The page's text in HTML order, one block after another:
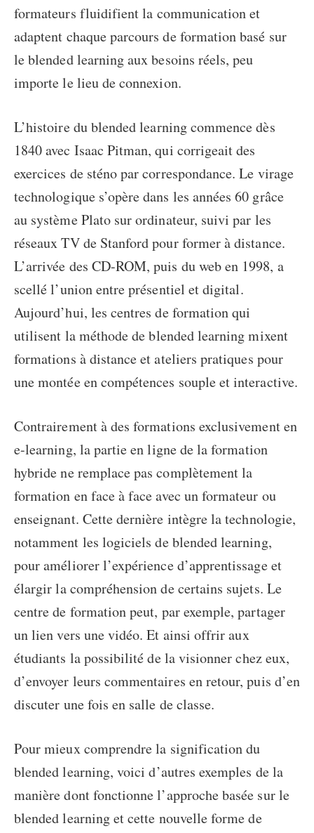
formateurs fluidifient la communication et
adaptent chaque parcours de formation basé sur
le blended learning aux besoins réels, peu
importe le lieu de connexion.
L’histoire du blended learningcommence dès
1840 avec Isaac Pitman, qui corrigeait des
exercices de sténo par correspondance. Le virage
technologique s’opère dans les années 60 grâce
au système Plato sur ordinateur, suivi par les
réseaux TV de Stanford pour former à distance.
L’arrivée des CD-ROM, puis du web en 1998, a
scellé l’union entre présentiel et digital.
Aujourd’hui, les centres de formation qui
utilisent laméthode de blended learningmixent
formations à distance et ateliers pratiques pour
une montée en compétences souple et interactive.
Contrairement à des formations exclusivement en
e-learning, la partie en ligne de la formation
hybride ne remplace pas complètement la
formation en face à face avec un formateur ou
enseignant. Cette dernière intègre la technologie,
notamment les logiciels de blended learning,
pour améliorer l’expérience d’apprentissage et
élargir la compréhension de certains sujets. Le
centre de formation peut, par exemple, partager
un lien vers une vidéo. Et ainsi offrir aux
étudiants la possibilité de la visionner chez eux,
d’envoyer leurs commentaires en retour, puis d’en
discuter une fois en salle de classe.
Pour mieux comprendre la signification du
blended learning, voici d’autres exemples de la
manière dont fonctionne l’approche basée sur le
blended learning et cette nouvelle forme de